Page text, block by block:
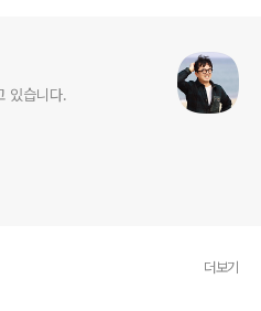
있습니다.
더보기